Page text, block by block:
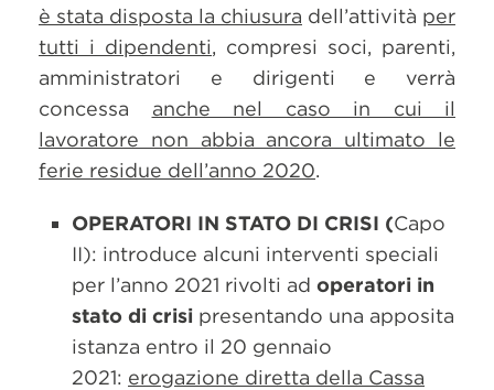
è stata disposta la chiusura dell’attività per
tutti i dipendenti, compresi soci, parenti,
amministratori e dirigenti e verrà
concessa anche nel caso in cui il
lavoratore non abbia ancora ultimato le
ferie residue dell’anno 2020.
OPERATORI IN STATO DI CRISI (Capo
II): introduce alcuni interventi speciali
per l’anno 2021 rivolti ad operatori in
stato di crisi presentando una apposita
istanza entro il 20 gennaio
2021: erogazione diretta della Cassa